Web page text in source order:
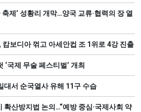
제’ 성황리 개막…양국 교류·협력의 장 열
캄보디아 꺾고 아세안컵 조 1위로 4강 진출
국제 무술 페스티벌’ 개최
대서 순국열사 유해 11구 수습
확산방지법 논의…“예방 중심·국제사회 약